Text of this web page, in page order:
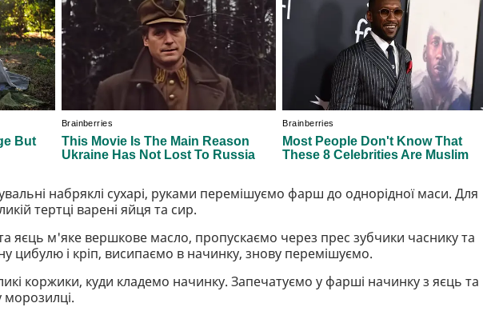
набряклі сухарі, руками перемішуємо фарш до однорідної маси. Для
тертці варені яйця та сир.
яєць м'яке вершкове масло, пропускаємо через прес зубчики часнику та
цибулю і кріп, висипаємо в начинку, знову перемішуємо.
коржики, куди кладемо начинку. Запечатуємо у фарші начинку з яєць та